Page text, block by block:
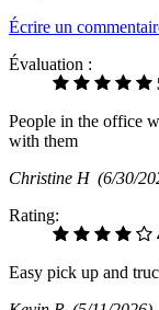
Écrire un
Évaluation :
People in the office
with them
Christine H (6/30/
Rating:
Easy pick up and